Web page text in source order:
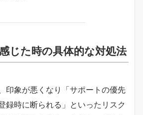
じた時の具体的な対処法
印象が悪くなり「サポートの優先
録時に断られる」といったリスク